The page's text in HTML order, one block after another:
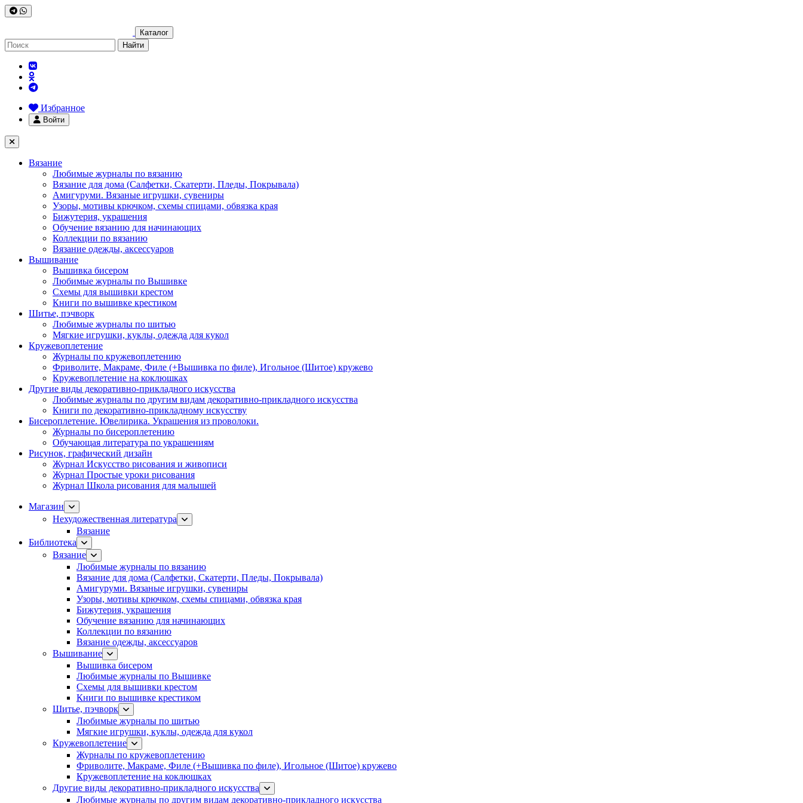
Каталог
Найти
Избранное
Войти
Вязание
Любимые журналы по вязанию
Вязание для дома (Салфетки, Скатерти, Пледы, Покрывала)
Амигуруми. Вязаные игрушки, сувениры
Узоры, мотивы крючком, схемы спицами, обвязка края
Бижутерия, украшения
Обучение вязанию для начинающих
Коллекции по вязанию
Вязание одежды, аксессуаров
Вышивание
Вышивка бисером
Любимые журналы по Вышивке
Схемы для вышивки крестом
Книги по вышивке крестиком
Шитье, пэчворк
Любимые журналы по шитью
Мягкие игрушки, куклы, одежда для кукол
Кружевоплетение
Журналы по кружевоплетению
Фриволите, Макраме, Филе (+Вышивка по филе), Игольное (Шитое) кружево
Кружевоплетение на коклюшках
Другие виды декоративно-прикладного искусства
Любимые журналы по другим видам декоративно-прикладного искусства
Книги по декоративно-прикладному искусству
Бисероплетение. Ювелирика. Украшения из проволоки.
Журналы по бисероплетению
Обучающая литература по украшениям
Рисунок, графический дизайн
Журнал Искусство рисования и живописи
Журнал Простые уроки рисования
Журнал Школа рисования для малышей
Магазин
Нехудожественная литература
Вязание
Библиотека
Вязание
Любимые журналы по вязанию
Вязание для дома (Салфетки, Скатерти, Пледы, Покрывала)
Амигуруми. Вязаные игрушки, сувениры
Узоры, мотивы крючком, схемы спицами, обвязка края
Бижутерия, украшения
Обучение вязанию для начинающих
Коллекции по вязанию
Вязание одежды, аксессуаров
Вышивание
Вышивка бисером
Любимые журналы по Вышивке
Схемы для вышивки крестом
Книги по вышивке крестиком
Шитье, пэчворк
Любимые журналы по шитью
Мягкие игрушки, куклы, одежда для кукол
Кружевоплетение
Журналы по кружевоплетению
Фриволите, Макраме, Филе (+Вышивка по филе), Игольное (Шитое) кружево
Кружевоплетение на коклюшках
Другие виды декоративно-прикладного искусства
Любимые журналы по другим видам декоративно-прикладного искусства